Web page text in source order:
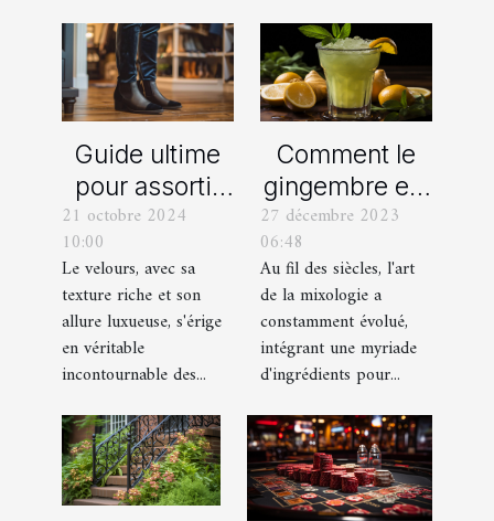
Guide ultime
pour assortir
vos
chaussures
avec des
pantalons en
velours
21 octobre 2024
10:00
Le velours, avec sa
texture riche et son
allure luxueuse, s'érige
en véritable
incontournable des...
Comment le
gingembre est
devenu un
ingrédient clé
dans la
mixologie
moderne
27 décembre 2023
06:48
Au fil des siècles, l'art
de la mixologie a
constamment évolué,
intégrant une myriade
d'ingrédients pour...